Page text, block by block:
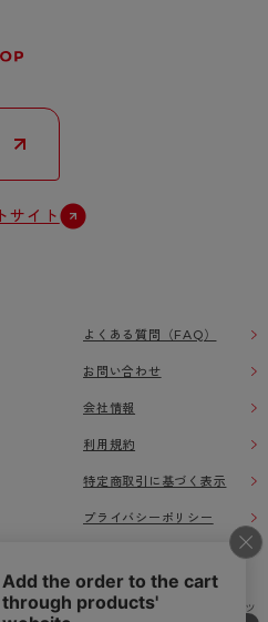
サイト
よくある質問（FAQ）
お問い合わせ
会社情報
利用規約
特定商取引に基づく表示
プライバシーポリシー
イラストなどの著作物の全部または一部をアツ